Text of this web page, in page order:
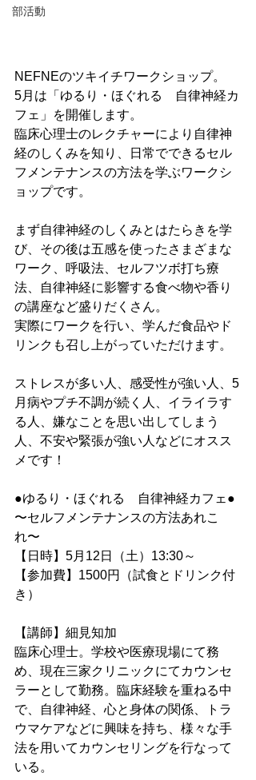
部活動
NEFNEのツキイチワークショップ。
5月は「ゆるり・ほぐれる　自律神経カ
フェ」を開催します。
臨床心理士のレクチャーにより自律神
経のしくみを知り、日常でできるセル
フメンテナンスの方法を学ぶワークシ
ョップです。
まず自律神経のしくみとはたらきを学
び、その後は五感を使ったさまざまな
ワーク、呼吸法、セルフツボ打ち療
法、自律神経に影響する食べ物や香り
の講座など盛りだくさん。
実際にワークを行い、学んだ食品やド
リンクも召し上がっていただけます。
ストレスが多い人、感受性が強い人、5
月病やプチ不調が続く人、イライラす
る人、嫌なことを思い出してしまう
人、不安や緊張が強い人などにオスス
メです！
●ゆるり・ほぐれる　自律神経カフェ●
〜セルフメンテナンスの方法あれこ
れ〜
【日時】5月12日（土）13:30～
【参加費】1500円（試食とドリンク付
き）
【講師】細見知加
臨床心理士。学校や医療現場にて務
め、現在三家クリニックにてカウンセ
ラーとして勤務。臨床経験を重ねる中
で、自律神経、心と身体の関係、トラ
ウマケアなどに興味を持ち、様々な手
法を用いてカウンセリングを行なって
いる。